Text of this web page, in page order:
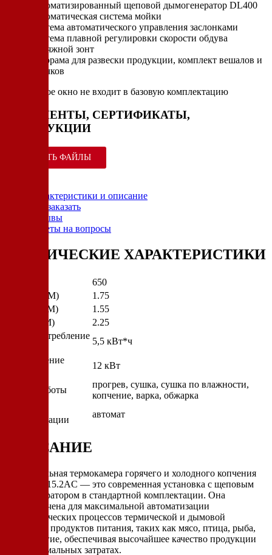
Автоматизированный щеповой дымогенератор DL400
Автоматическая система мойки
Система автоматического управления заслонками
Система плавной регулировки скорости обдува
Вытяжной зонт
Еврорама для развески продукции, комплект вешалов и
крючков
* смотровое окно не входит в базовую комплектацию
ДОКУМЕНТЫ, СЕРТИФИКАТЫ,
ИНСТРУКЦИИ
СКАЧАТЬ ФАЙЛЫ
Характеристики и описание
Как заказать
Отзывы
Ответы на вопросы
ТЕХНИЧЕСКИЕ ХАРАКТЕРИСТИКИ
650
Ширина (М)
1.75
Глубина (М)
1.55
Высота (М)
2.25
Энергопотребление
5,5 кВт*ч
Подключение
12 кВт
Режим работы
прогрев, сушка, сушка по влажности,
копчение, варка, обжарка
автоматизации
автомат
ОПИСАНИЕ
Универсальная термокамера горячего и холодного копчения
Ижица Z115.2AC — это современная установка с щеповым
дымогенератором в стандартной комплектации. Она
предназначена для максимальной автоматизации
технологических процессов термической и дымовой
обработки продуктов питания, таких как мясо, птица, рыба,
сыр и другие, обеспечивая высочайшее качество продукции
при минимальных затратах.